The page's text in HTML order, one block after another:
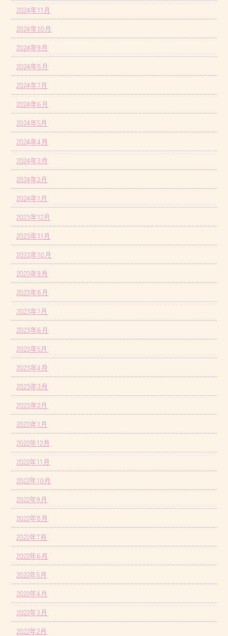
2024年11月
2024年10月
2024年9月
2024年8月
2024年7月
2024年6月
2024年5月
2024年4月
2024年3月
2024年2月
2024年1月
2023年12月
2023年11月
2023年10月
2023年9月
2023年8月
2023年7月
2023年6月
2023年5月
2023年4月
2023年3月
2023年2月
2023年1月
2022年12月
2022年11月
2022年10月
2022年9月
2022年8月
2022年7月
2022年6月
2022年5月
2022年4月
2022年3月
2022年2月